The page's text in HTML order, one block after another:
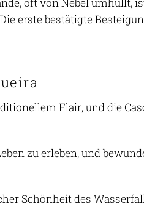
erste bestätigte
Flair, und die
zu erleben, und
Schönheit des